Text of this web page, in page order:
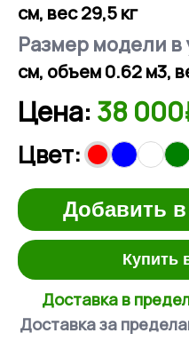
см, вес 29,5 кг
Размер модели в
см, объем 0.62 м3,
Цена: 38
Цвет:
Добавить
Купить
Доставка в
Доставка за